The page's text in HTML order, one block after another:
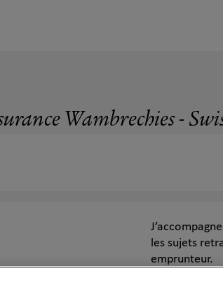
Wambrechies -
les sujets
emprunteur.
Mon objectif
situation